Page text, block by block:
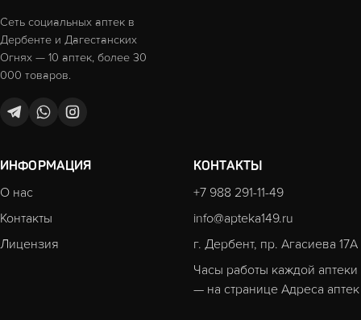
Сеть социальных аптек в
Дербенте и Дагестанских
Огнях — 10 аптек, более 30
000 товаров.
ИНФОРМАЦИЯ
О нас
Контакты
Лицензия
КОНТАКТЫ
+7 988 291-11-49
info@apteka149.ru
г. Дербент, пр. Агасиева 17А
Часы работы каждой аптеки
— на странице Адреса аптек